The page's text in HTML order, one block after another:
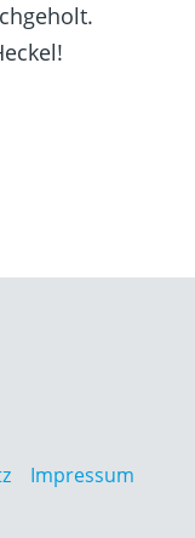
Impressum